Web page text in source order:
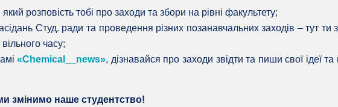
розповість тобі про заходи та збори на рівні факультету;
Студ. ради та проведення різних позанавчальних заходів – тут ти
часу;
«Chemical__news», дізнавайся про заходи звідти та пиши свої ідеї
змінимо наше студентство!